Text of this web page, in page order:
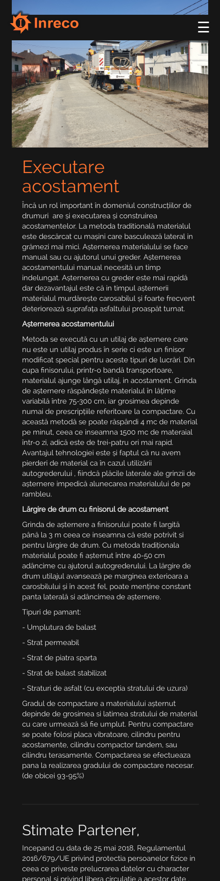
☰
Executare
acostament
Încă un rol important în domeniul construcțiilor de
drumuri are și executarea și construirea
acostamentelor. La metoda traditională materialul
este descărcat cu mașini care basculează lateral in
grămezi mai mici. Așternerea materialului se face
manual sau cu ajutorul unui greder. Așternerea
acostamentului manual necesită un timp
indelungat. Așternerea cu greder este mai rapidă
dar dezavantajul este că in timpul așternerii
materialul murdărește carosabilul și foarte frecvent
deteriorează suprafața asfaltului proaspăt turnat.
Așternerea acostamentului
Metoda se execută cu un utilaj de așternere care
nu este un utilaj produs în serie ci este un finisor
modificat special pentru aceste tipuri de lucrări. Din
cupa finisorului, printr-o bandă transportoare,
materialul ajunge lângă utilaj, in acostament. Grinda
de așternere răspândește materialul în lățime
variabilă între 75-300 cm, iar grosimea depinde
numai de prescripțiile referitoare la compactare. Cu
această metodă se poate răspândi 4 mc de material
pe minut, ceea ce inseamna 1500 mc de materaial
într-o zi, adică este de trei-patru ori mai rapid.
Avantajul tehnologiei este și faptul că nu avem
pierderi de material ca în cazul utilizării
autogrederului , fiindcă plăcile laterale ale grinzii de
așternere impedică alunecarea materialului de pe
rambleu.
Lărgire de drum cu finisorul de acostament
Grinda de așternere a finisorului poate fi largită
până la 3 m ceea ce inseamna că este potrivit si
pentru lărgire de drum. Cu metoda tradiționala
materialul poate fi așternut între 40-50 cm
adâncime cu ajutorul autogrederului. La lărgire de
drum utilajul avansează pe marginea exterioara a
carosbilului și în acest fel, poate menține constant
panta laterală si adâncimea de așternere.
Tipuri de pamant:
- Umplutura de balast
- Strat permeabil
- Strat de piatra sparta
- Strat de balast stabilizat
- Straturi de asfalt (cu exceptia stratului de uzura)
Gradul de compactare a materialului așternut
depinde de grosimea si latimea stratului de material
cu care urmează să fie umplut. Pentru compactare
se poate folosi placa vibratoare, cilindru pentru
acostamente, cilindru compactor tandem, sau
cilindru terasamente. Compactarea se efectueaza
pana la realizarea gradului de compactare necesar.
(de obicei 93-95%)
Stimate Partener,
Incepand cu data de 25 mai 2018, Regulamentul
2016/679/UE privind protectia persoanelor fizice in
ceea ce priveste prelucrarea datelor cu character
personal si privind libera circulatie a acestor date ,